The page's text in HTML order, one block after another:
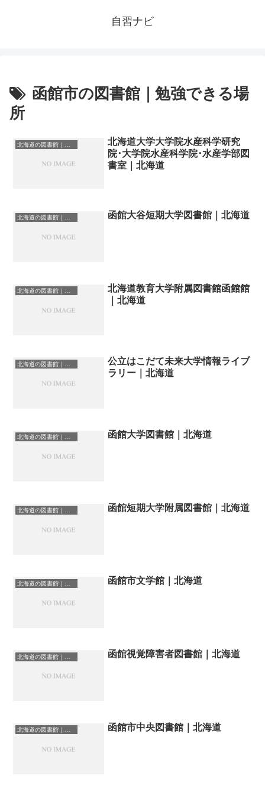
自習ナビ
函館市の図書館｜勉強できる場
所
北海道大学大学院水産科学研究
院･大学院水産科学院･水産学部図
書室｜北海道
北海道の図書館｜勉強できる場所 函館大谷短期大学図書館｜北海道
北海道教育大学附属図書館函館館
｜北海道
公立はこだて未来大学情報ライブ
ラリー｜北海道
北海道の図書館｜勉強できる場所 函館大学図書館｜北海道
函館短期大学附属図書館｜北海道
函館市文学館｜北海道
函館視覚障害者図書館｜北海道
北海道の図書館｜勉強できる場所 函館市中央図書館｜北海道